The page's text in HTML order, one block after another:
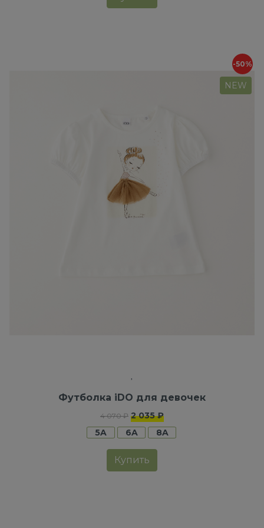
-50%
NEW
Футболка iDO для девочек
4 070 ₽ 2 035 ₽
5A
6A 8A
Купить